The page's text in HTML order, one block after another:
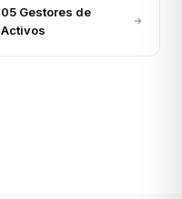
05 Gestores de
Activos